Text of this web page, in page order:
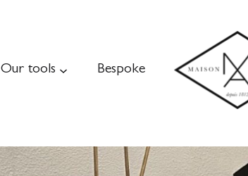
Our tools Bespoke